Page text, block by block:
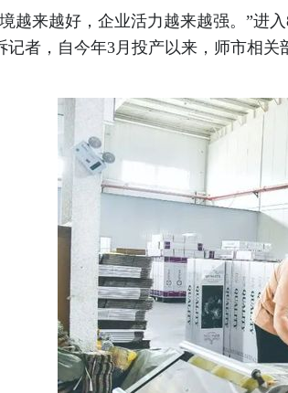
越来越好，企业活力越来越强。”进
记者，自今年3月投产以来，师市相